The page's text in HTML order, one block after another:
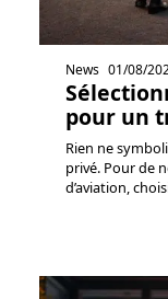
News 01/08/
pour un
Rien ne
privé. Pour de
d’aviation,